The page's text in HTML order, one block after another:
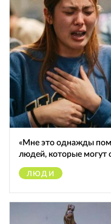
«Мне это однажды
людей, которые могут
ЛЮДИ